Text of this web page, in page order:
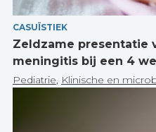
CASUÏSTIEK
Zeldzame presentatie
meningitis bij een 4
Pediatrie, Klinische en